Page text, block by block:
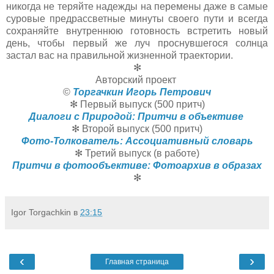
никогда не теряйте надежды на перемены даже в самые
суровые предрассветные минуты своего пути и всегда
сохраняйте внутреннюю готовность встретить новый
день, чтобы первый же луч проснувшегося солнца
застал вас на правильной жизненной траектории.
✻
Авторский проект
© Торгачкин Игорь Петрович
✻ Первый выпуск (500 притч)
Диалоги с Природой: Притчи в объективе
✻ Второй выпуск (500 притч)
Фото-Толкователь: Ассоциативный словарь
✻ Третий выпуск (в работе)
Притчи в фотообъективе: Фотоархив в образах
✻
Igor Torgachkin в 23:15
‹ ›
Главная страница